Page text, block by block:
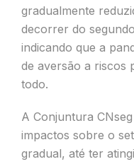
gradualmente
decorrer do
indicando que a
de aversão a riscos
todo.
A Conjuntura
impactos sobre o
gradual, até ter